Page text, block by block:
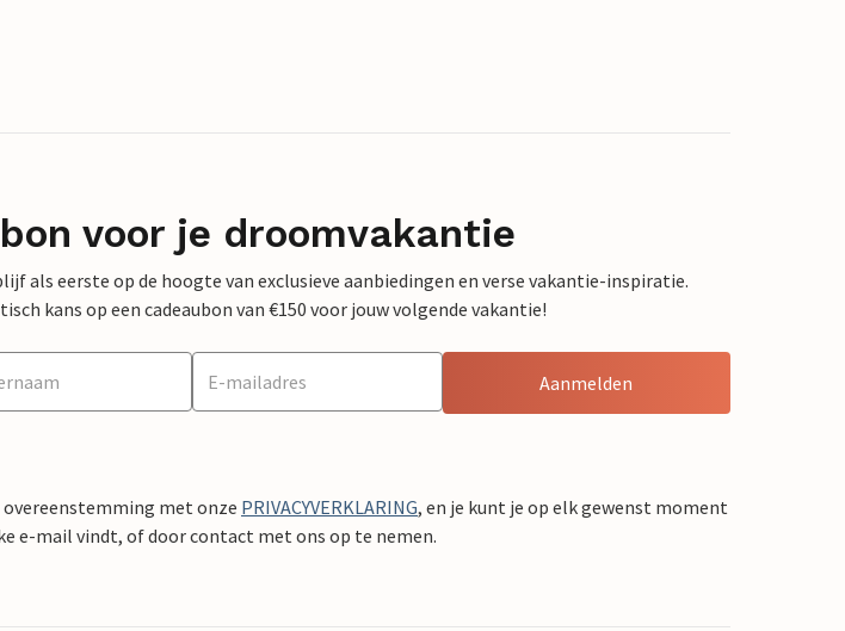
voor je droomvakantie
als eerste op de hoogte van exclusieve aanbiedingen en verse vakantie-inspiratie.
kans op een cadeaubon van €150 voor jouw volgende vakantie!
Aanmelden
overeenstemming met onze PRIVACYVERKLARING, en je kunt je op elk gewenst moment
e-mail vindt, of door contact met ons op te nemen.